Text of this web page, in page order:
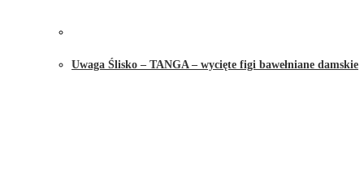
Uwaga Ślisko – TANGA – wycięte figi bawełniane damskie